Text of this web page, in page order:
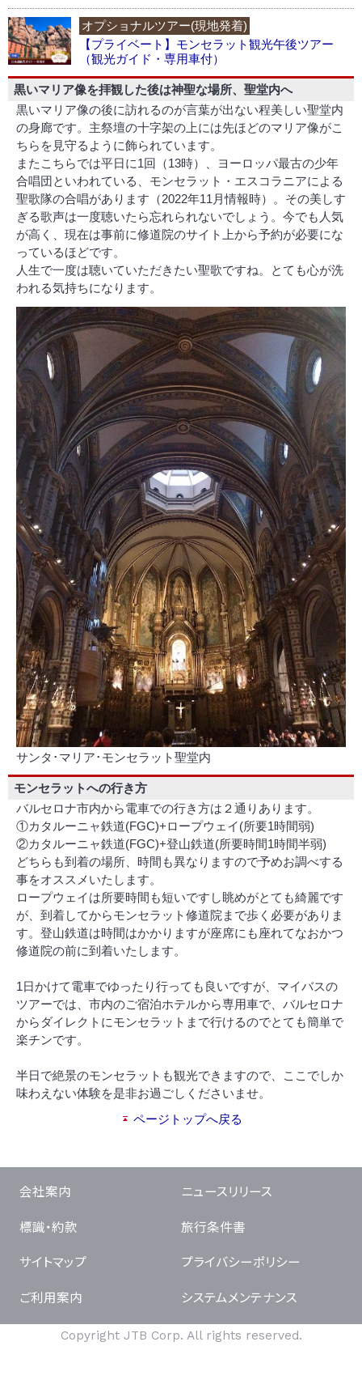
オプショナルツアー(現地発着)
【プライベート】モンセラット観光午後ツアー
（観光ガイド・専用車付）
黒いマリア像を拝観した後は神聖な場所、聖堂内へ
黒いマリア像の後に訪れるのが言葉が出ない程美しい聖堂内
の身廊です。主祭壇の十字架の上には先ほどのマリア像がこ
ちらを見守るように飾られています。
またこちらでは平日に1回（13時）、ヨーロッパ最古の少年
合唱団といわれている、モンセラット・エスコラニアによる
聖歌隊の合唱があります（2022年11月情報時）。その美しす
ぎる歌声は一度聴いたら忘れられないでしょう。今でも人気
が高く、現在は事前に修道院のサイト上から予約が必要にな
っているほどです。
人生で一度は聴いていただきたい聖歌ですね。とても心が洗
われる気持ちになります。
サンタ･マリア･モンセラット聖堂内
モンセラットへの行き方
バルセロナ市内から電車での行き方は２通りあります。
①カタルーニャ鉄道(FGC)+ロープウェイ(所要1時間弱)
②カタルーニャ鉄道(FGC)+登山鉄道(所要時間1時間半弱)
どちらも到着の場所、時間も異なりますので予めお調べする
事をオススメいたします。
ロープウェイは所要時間も短いですし眺めがとても綺麗です
が、到着してからモンセラット修道院まで歩く必要がありま
す。登山鉄道は時間はかかりますが座席にも座れてなおかつ
修道院の前に到着いたします。
1日かけて電車でゆったり行っても良いですが、マイバスの
ツアーでは、市内のご宿泊ホテルから専用車で、バルセロナ
からダイレクトにモンセラットまで行けるのでとても簡単で
楽チンです。
半日で絶景のモンセラットも観光できますので、ここでしか
味わえない体験を是非お過ごしくださいませ。
ページトップへ戻る
会社案内 ニュースリリース
標識・約款 旅行条件書
サイトマップ プライバシーポリシー
ご利用案内 システムメンテナンス
Copyright JTB Corp. All rights reserved.